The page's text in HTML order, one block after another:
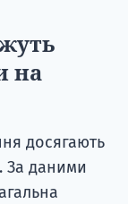
на
досягають
За даними